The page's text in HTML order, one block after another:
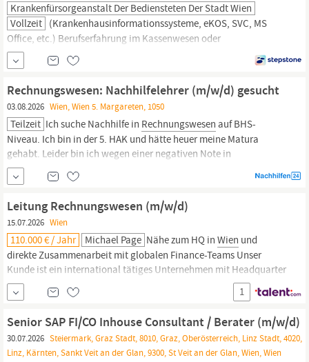
Krankenfürsorgeanstalt Der Bediensteten Der Stadt Wien
Vollzeit (Krankenhausinformationssysteme, eKOS, SVC, MS
Office, etc.) Berufserfahrung im Kassenwesen oder
Rechnungswesen,
idealerweise in einem Gesundheitsbetrieb –
Krankenhaus von Vorteil Führungserfahrung von Vorteil Ein
attraktives und wertschätzendes Arbeitsumfeld Kostengünstiges
Mittagsessen Flexible Dienstplangestaltung
Gesundheitsfördernde Maßnahmen...
Rechnungswesen: Nachhilfelehrer (m/w/d) gesucht
03.08.2026 Wien, Wien 5. Margareten, 1050
Teilzeit Ich suche Nachhilfe in Rechnungswesen auf BHS-
Niveau. Ich bin in der 5. HAK und hätte heuer meine Matura
gehabt. Leider bin ich wegen einer negativen Note in
Rechnungswesen
Monat habe ich meine Wiederholungsprüfung. Wenn ich diese
bestehe, kann ich im Herbst zur Matura antreten.
Leitung Rechnungswesen (m/w/d)
15.07.2026 Wien
110.000 € / Jahr Michael Page Nähe zum HQ in Wien und
direkte Zusammenarbeit mit globalen Finance-Teams Unser
Kunde ist ein international tätiges Unternehmen mit Headquarter
inWien
und rund 50 Gesellschaften weltweit. Die Position ist klar
auf die österreichische Einheit fokussiert und bietet gleichzeitig
die Einbindung in eine global strukturierte Organisation....
1
Senior SAP FI/CO Inhouse Consultant / Berater (m/w/d)
30.07.2026 Steiermark, Graz Stadt, 8010, Graz, Oberösterreich, Linz Stadt, 4020,
Linz, Kärnten, Sankt Veit an der Glan, 9300, St Veit an der Glan, Wien, Wien